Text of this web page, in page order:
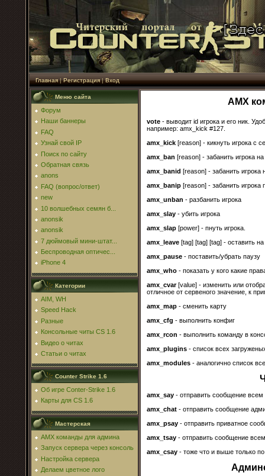
Главная|Регистрация|Вход
Меню сайта
Форум
Наши баннеры
FAQ
Узнай свой IP
Поиск по сайту
Обратная связь
anons
FAQ (вопрос/ответ)
new
10 волшебных семян б...
anonsik
anonsik
7 дюймовый мини-штат...
Беспроводная оптичес...
iPhone 4
Категории
AIM, WH
Speed Hack
Разные
Консольные читы CS 1.6
Видео о читах
Статьи о читах
Counter Strike 1.6
Об игре Conter-Strike 1.6
Карты для CS 1.6
Мастерская
AMX команды для админа
Запуск сервера через консоль
Настройка сервера
Делаем цветное лого
AMX
vote - выводит id игрока и его ник.
например: amx_kick #127.
amx_kick [reason] - кикнуть игрока с
amx_ban [reason] - забанить игрока
amx_banid [reason] - забанить игрока
amx_banip [reason] - забанить игрока
amx_unban - разбанить игрока
amx_slay - убить игрока
amx_slap [power] - пнуть игрока.
amx_leave [tag] [tag] [tag] - оставить
amx_pause - поставить/убрать паузу
amx_who - показать у кого какие
amx_cvar[value] - изменить или
отличное от сервеного значение, к
amx_map - сменить карту
amx_cfg - выполнить конфиг
amx_rcon - выполнить команду в
amx_plugins - список всех
amx_modules - аналогично список
amx_say - отправить сообщение всем
amx_chat - отправить сообщение
amx_psay - отправить приватное
amx_tsay - отправить сообщение
amx_csay - тоже что и выше только